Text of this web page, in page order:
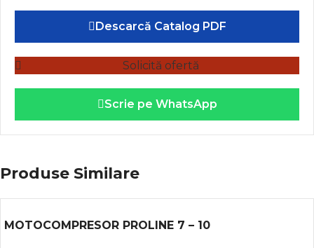
Descarcă Catalog PDF
Solicită ofertă
Scrie pe WhatsApp
Produse Similare
MOTOCOMPRESOR PROLINE 7 – 10